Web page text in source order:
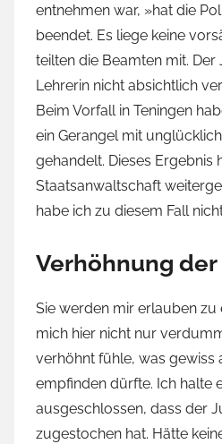
entnehmen war, »hat die
beendet. Es liege keine
teilten die Beamten mit. Der
Lehrerin nicht absichtlich
Beim Vorfall in Teningen
ein Gerangel mit
gehandelt. Dieses Ergebnis
Staatsanwaltschaft
habe ich zu diesem Fall
Verhöhnung
Sie werden mir erlauben zu
mich hier nicht nur
verhöhnt fühle, was gewiss
empfinden dürfte. Ich halte
ausgeschlossen, dass der
zugestochen hat. Hätte